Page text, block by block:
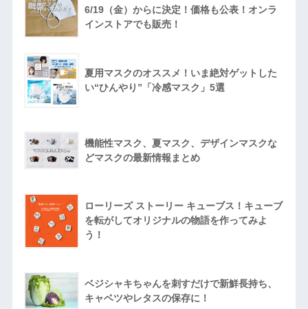
6/19（金）からに決定！価格も公表！オンラ
インストアでも販売！
夏用マスクのオススメ！いま絶対ゲットした
い“ひんやり”「冷感マスク」5選
機能性マスク、夏マスク、デザインマスクな
どマスクの最新情報まとめ
ローリーズ ストーリー キューブス！キューブ
を転がしてオリジナルの物語を作ってみよ
う！
ベジシャキちゃんを刺すだけで新鮮長持ち、
キャベツやレタスの保存に！